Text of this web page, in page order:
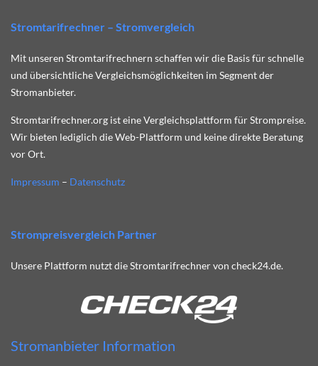
Stromtarifrechner – Stromvergleich
Mit unseren Stromtarifrechnern schaffen wir die Basis für schnelle
und übersichtliche Vergleichsmöglichkeiten im Segment der
Stromanbieter.
Stromtarifrechner.org ist eine Vergleichsplattform für Strompreise.
Wir bieten lediglich die Web-Plattform und keine direkte Beratung
vor Ort.
Impressum – Datenschutz
Strompreisvergleich Partner
Unsere Plattform nutzt die Stromtarifrechner von check24.de.
Stromanbieter Information